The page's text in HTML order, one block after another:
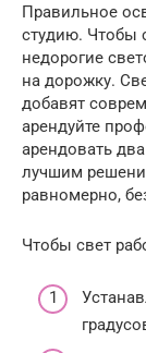
Правильное
студию. Чтобы
недорогие
на дорожку.
добавят
арендуйте
арендовать
лучшим
равномерно,
Чтобы свет